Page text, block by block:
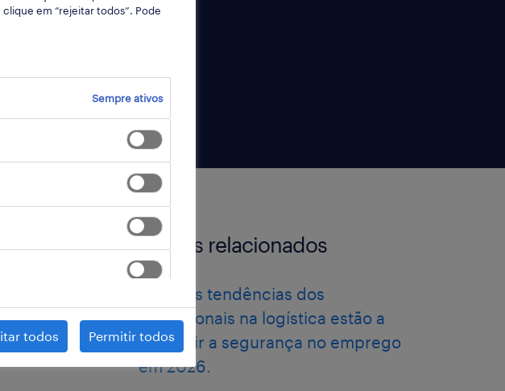
e
artigos relacionados
como as tendências dos
profissionais na logística estão a
redefinir a segurança no emprego
em 2026.
em “rejeitar todos”. Pode
Sempre ativos
todos Permitir todos